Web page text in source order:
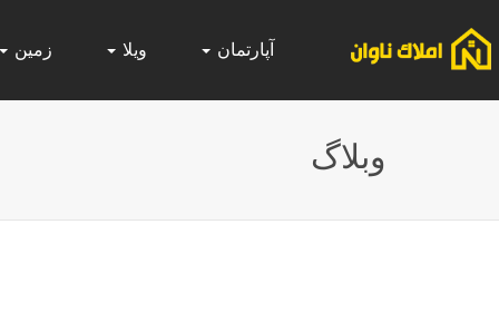
آپارتمان ویلا زمین
وبلاگ